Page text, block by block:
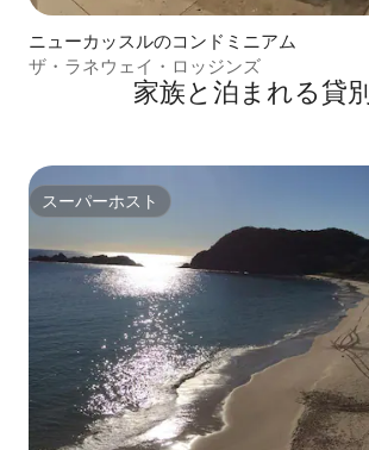
ニューカッスルのコンドミニアム
ザ・ラネウェイ・ロッジンズ
家族と泊まれる貸
スーパーホスト
スーパーホスト